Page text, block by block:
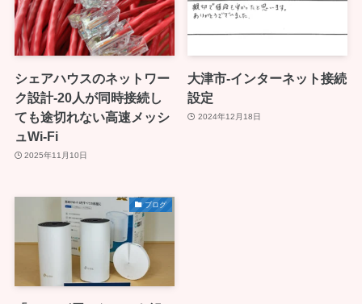
シェアハウスのネットワー
ク設計-20人が同時接続し
ても途切れない高速メッシ
ュWi-Fi
2025年11月10日
大津市-インターネット接続
設定
2024年12月18日
ブログ